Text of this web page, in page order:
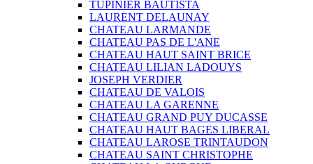
TUPINIER BAUTISTA
LAURENT DELAUNAY
CHATEAU LARMANDE
CHATEAU PAS DE L'ANE
CHATEAU HAUT SAINT BRICE
CHATEAU LILIAN LADOUYS
JOSEPH VERDIER
CHATEAU DE VALOIS
CHATEAU LA GARENNE
CHATEAU GRAND PUY DUCASSE
CHATEAU HAUT BAGES LIBERAL
CHATEAU LAROSE TRINTAUDON
CHATEAU SAINT CHRISTOPHE